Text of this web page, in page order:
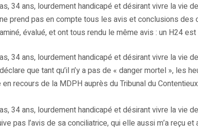
34 ans, lourdement handicapé et désirant vivre la vie
prend pas en compte tous les avis et conclusions
évalué, et ont tous rendu le même avis : un H24
34 ans, lourdement handicapé et désirant vivre la vie
que tant qu’il n’y a pas de « danger mortel », les
recours de la MDPH auprès du Tribunal du
34 ans, lourdement handicapé et désirant vivre la vie
pas l’avis de sa conciliatrice, qui elle aussi m’a reçu